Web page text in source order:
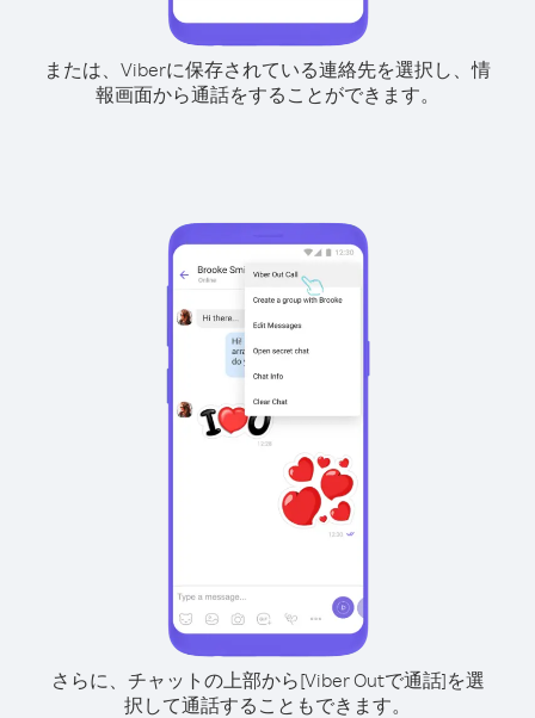
または、Viberに保存されている連絡先を選択し、情
報画面から通話をすることができます。
さらに、チャットの上部から[Viber Outで通話]を選
択して通話することもできます。